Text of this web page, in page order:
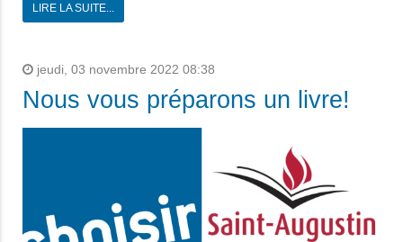
LIRE LA SUITE...
jeudi, 03 novembre 2022 08:38
Nous vous préparons un livre!